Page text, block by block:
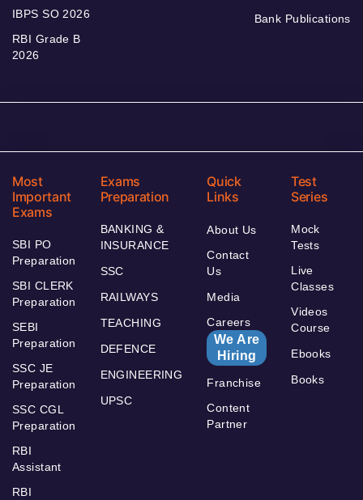
IBPS SO 2026
RBI Grade B
2026
Bank Publications
Most
Important
Exams
SBI PO
Preparation
SBI CLERK
Preparation
SEBI
Preparation
SSC JE
Preparation
SSC CGL
Preparation
RBI
Assistant
RBI
Exams
Preparation
BANKING &
INSURANCE
SSC
RAILWAYS
TEACHING
DEFENCE
ENGINEERING
UPSC
Quick
Links
About Us
Contact
Us
Media
Careers
We Are
Hiring
Franchise
Content
Partner
Test
Series
Mock
Tests
Live
Classes
Videos
Course
Ebooks
Books